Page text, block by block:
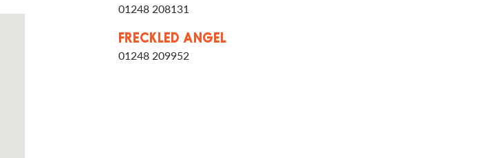
01248 208131
FRECKLED ANGEL
01248 209952